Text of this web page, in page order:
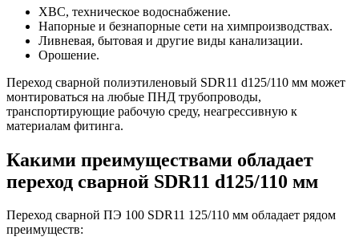
ХВС, техническое водоснабжение.
Напорные и безнапорные сети на химпроизводствах.
Ливневая, бытовая и другие виды канализации.
Орошение.
Переход сварной полиэтиленовый SDR11 d125/110 мм может
монтироваться на любые ПНД трубопроводы,
транспортирующие рабочую среду, неагрессивную к
материалам фитинга.
Какими преимуществами обладает
переход сварной SDR11 d125/110 мм
Переход сварной ПЭ 100 SDR11 125/110 мм обладает рядом
преимуществ: